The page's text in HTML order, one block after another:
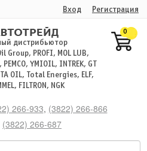
Вход Регистрация
дистрибьютор
Group, PROFI, MOL LUB,
PEMCO, YMIOIL, INTREK, GT
OIL, Total Energies, ELF,
FILTRON, NGK
0
266-933, (3822) 266-866
(3822) 266-687